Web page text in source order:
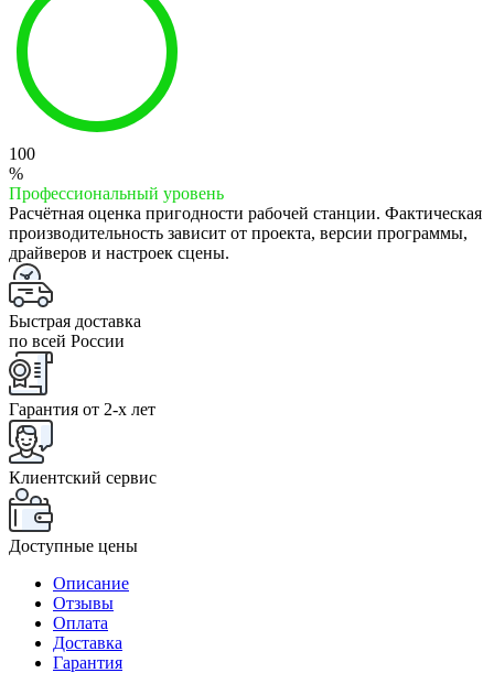
100
%
Профессиональный уровень
Расчётная оценка пригодности рабочей станции. Фактическая
производительность зависит от проекта, версии программы,
драйверов и настроек сцены.
Быстрая доставка
по всей России
Гарантия от 2-x лет
Клиентский сервис
Доступные цены
Описание
Отзывы
Оплата
Доставка
Гарантия